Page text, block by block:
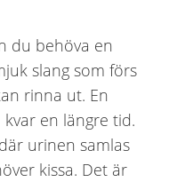
du behöva en
slang som förs
rinna ut. En
en längre tid.
urinen samlas
kissa. Det är